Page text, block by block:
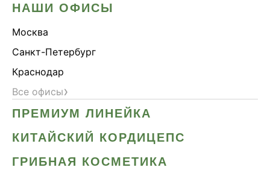
НАШИ ОФИСЫ
Москва
Санкт-Петербург
Краснодар
Все офисы›
ПРЕМИУМ ЛИНЕЙКА
КИТАЙСКИЙ КОРДИЦЕПС
ГРИБНАЯ КОСМЕТИКА